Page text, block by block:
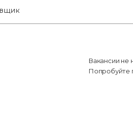
Вакансии не
Попробуйте